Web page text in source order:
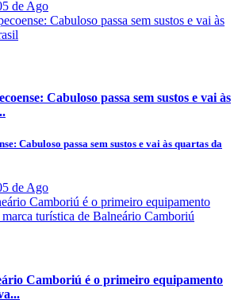
de Ago
Cabuloso passa sem sustos e vai às
Cabuloso passa sem sustos e vai às quartas da
de Ago
Camboriú é o primeiro equipamento